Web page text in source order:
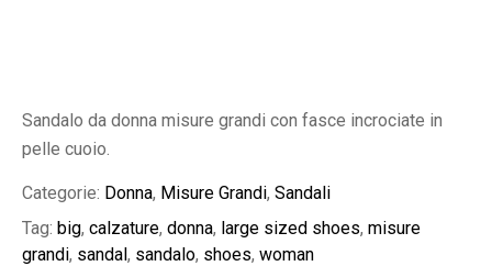
Sandalo da donna misure grandi con fasce incrociate in
pelle cuoio.
Categorie: Donna, Misure Grandi, Sandali
Tag: big, calzature, donna, large sized shoes, misure
grandi, sandal, sandalo, shoes, woman